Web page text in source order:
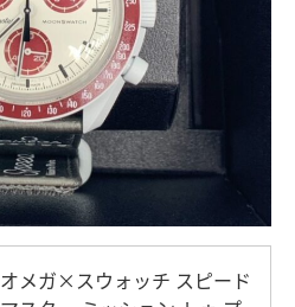
オメガ×スウォッチ スピード